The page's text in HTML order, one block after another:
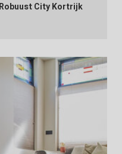
City Kortrijk